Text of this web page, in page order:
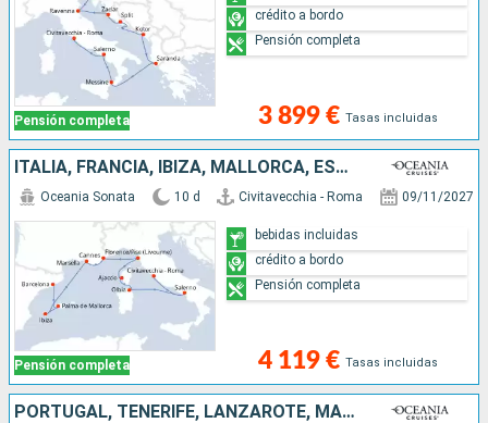
Pensión completa 3 899 € Tasas incluidas
crédito a bordo
Pensión completa
ITALIA, FRANCIA, IBIZA, MALLORCA, ESPAÑA
Pensión completa
Oceania Sonata 10 d Civitavecchia - Roma 09/11/2027
4 119 € Tasas incluidas
bebidas incluidas
crédito a bordo
Pensión completa
PORTUGAL, TENERIFE, LANZAROTE, MARRUECOS, ESPAÑA